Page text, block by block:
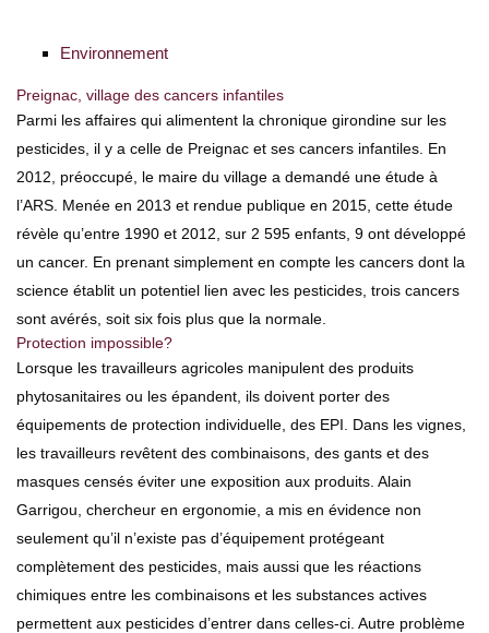
Environnement
Preignac, village des cancers infantiles
Parmi les affaires qui alimentent la chronique girondine sur les
pesticides, il y a celle de Preignac et ses cancers infantiles. En
2012, préoccupé, le maire du village a demandé une étude à
l’ARS. Menée en 2013 et rendue publique en 2015, cette étude
révèle qu’entre 1990 et 2012, sur 2 595 enfants, 9 ont développé
un cancer. En prenant simplement en compte les cancers dont la
science établit un potentiel lien avec les pesticides, trois cancers
sont avérés, soit six fois plus que la normale.
Protection impossible?
Lorsque les travailleurs agricoles manipulent des produits
phytosanitaires ou les épandent, ils doivent porter des
équipements de protection individuelle, des EPI. Dans les vignes,
les travailleurs revêtent des combinaisons, des gants et des
masques censés éviter une exposition aux produits. Alain
Garrigou, chercheur en ergonomie, a mis en évidence non
seulement qu’il n’existe pas d’équipement protégeant
complètement des pesticides, mais aussi que les réactions
chimiques entre les combinaisons et les substances actives
permettent aux pesticides d’entrer dans celles-ci. Autre problème